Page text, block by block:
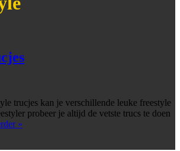
trucjes kan je verschillende leuke freestyle
probeer je altijd de vetste trucs te doen
»